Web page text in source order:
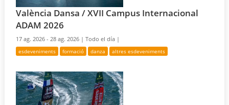
València Dansa / XVII Campus Internacional
ADAM 2026
17 ag. 2026 - 28 ag. 2026 |Todo el día |
esdeveniments formació danza altres esdeveniments